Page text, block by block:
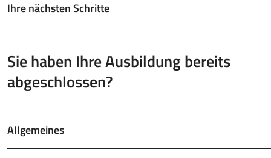
Ihre nächsten Schritte
Sie haben Ihre Ausbildung bereits
abgeschlossen?
Allgemeines